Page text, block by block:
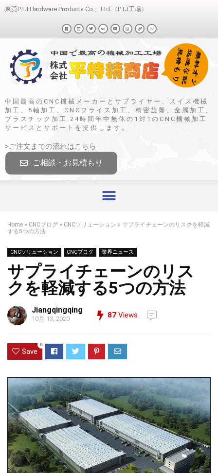
東莞PTJ Hardware Products Co.、Ltd.（PTJ工場）
中国最高のCNC機械メーカーとサプライヤー、スイス機械
加工、5軸加工、CNCフライス加工、精密旋盤、金属加工、
プラスチック加工.24時間年中無休の1対1のCNC機械加工
サービスとサポートを提供します。
>ご注文までの流れはこちら
ご相談・お見積もり
Home » CNCブログ » CNCソリューション » サプライチェーンのリスクを軽減
する5つの方法
CNCソリューション CNCブログ 業界ニュース
サプライチェーンのリス
クを軽減する5つの方法
Jiangqingqing
10月 13, 2020 87 Views
Save
0